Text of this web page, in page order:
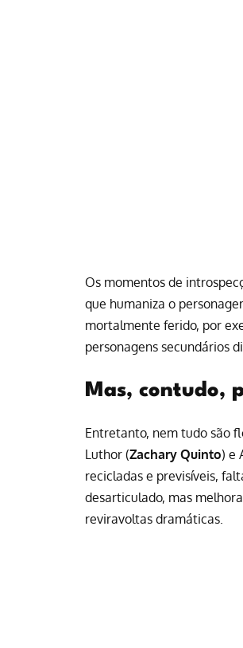
Os momentos de
que humaniza o
mortalmente ferido, por
personagens secundários
Mas, contudo,
Entretanto, nem tudo são
Luthor (Zachary Quinto) e
recicladas e previsíveis,
desarticulado, mas
reviravoltas dramáticas.